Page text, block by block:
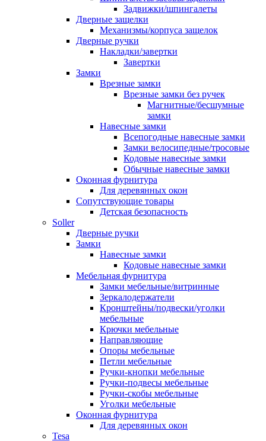
Задвижки/шпингалеты
Дверные защелки
Механизмы/корпуса защелок
Дверные ручки
Накладки/завертки
Завертки
Замки
Врезные замки
Врезные замки без ручек
Магнитные/бесшумные
замки
Навесные замки
Всепогодные навесные замки
Замки велосипедные/тросовые
Кодовые навесные замки
Обычные навесные замки
Оконная фурнитура
Для деревянных окон
Сопутствующие товары
Детская безопасность
Soller
Дверные ручки
Замки
Навесные замки
Кодовые навесные замки
Мебельная фурнитура
Замки мебельные/витринные
Зеркалодержатели
Кронштейны/подвески/уголки
мебельные
Крючки мебельные
Направляющие
Опоры мебельные
Петли мебельные
Ручки-кнопки мебельные
Ручки-подвесы мебельные
Ручки-скобы мебельные
Уголки мебельные
Оконная фурнитура
Для деревянных окон
Tesa